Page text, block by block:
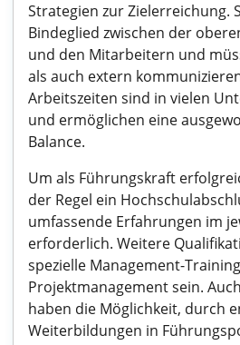
Strategien zur Zielerreichung.
Bindeglied zwischen der
und den Mitarbeitern und
als auch extern
Arbeitszeiten sind in vielen
und ermöglichen eine
Balance.
Um als Führungskraft
der Regel ein
umfassende Erfahrungen im
erforderlich. Weitere
spezielle Management-
Projektmanagement sein.
haben die Möglichkeit, durch
Weiterbildungen in